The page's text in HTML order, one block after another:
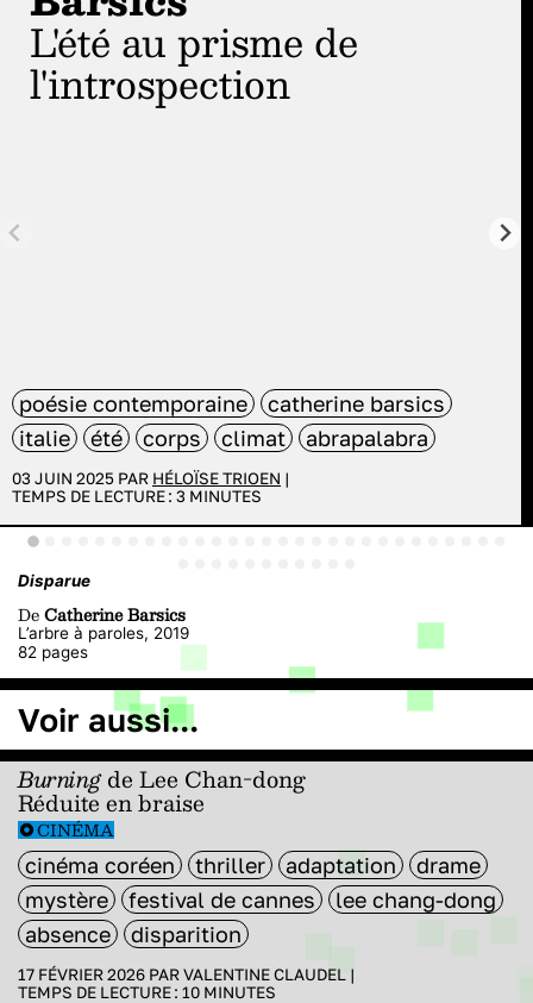
L'été au prisme de
l'introspection
poésie contemporaine
catherine barsics
italie
été corps climat abrapalabra
03 JUIN 2025 PAR HÉLOÏSE TRIOEN |
TEMPS DE LECTURE : 3 MINUTES
Disparue
DeCatherine Barsics
L’arbre à paroles, 2019
82 pages
Voir aussi...
Burningde Lee Chan-dong
Réduite en braise
CINÉMA
cinéma coréen thriller adaptation
drame
mystère
festival de cannes
lee chang-dong
absence
disparition
17 FÉVRIER 2026 PARVALENTINE CLAUDEL |
TEMPS DE LECTURE : 10 MINUTES